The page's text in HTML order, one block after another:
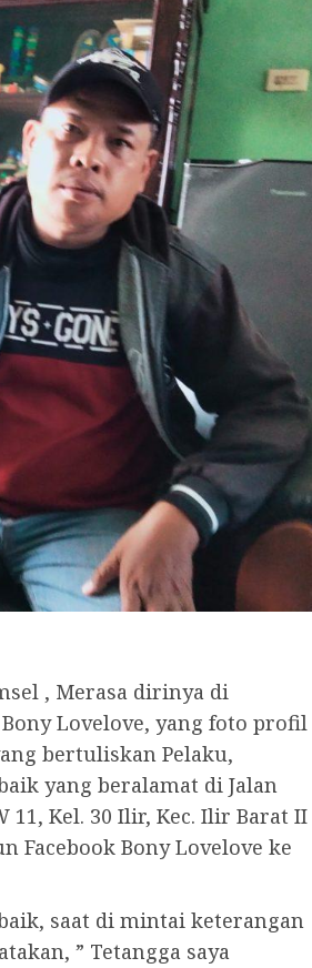
, Merasa dirinya di
Lovelove, yang foto profil
bertuliskan Pelaku,
yang beralamat di Jalan
11, Kel. 30 Ilir, Kec. Ilir Barat II
Facebook Bony Lovelove ke
saat di mintai keterangan
” Tetangga saya